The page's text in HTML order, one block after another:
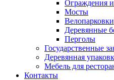
Ограждения
Мосты
Велопарковки
Деревянные
Перголы
Государственные
Деревянная
Мебель для
Контакты